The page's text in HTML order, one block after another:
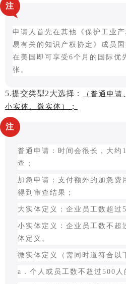
注
申请人首先在其他《保护工业
易有关的知识产权协定》成员
在美国即可享受 6个月的国际优
张。
5.提交类型2大选择：
（普通申
小实体、微实体）；
注
普通申请：时间会很长，大约
查；
加急申请：支付额外的加急费
得到审查结果；
大实体定义：企业员工数超过
小实体定义：企业员工数不超
体定义。
微实体定义（需同时道符合以
a．个人或员工数不超过500人